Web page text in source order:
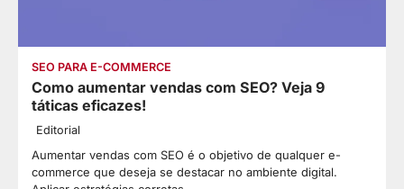
SEO PARA E-COMMERCE
Como aumentar vendas com SEO? Veja 9
táticas eficazes!
Editorial
Aumentar vendas com SEO é o objetivo de qualquer e-
commerce que deseja se destacar no ambiente digital.